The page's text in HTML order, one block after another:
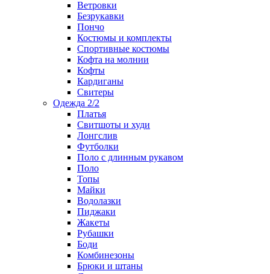
Ветровки
Безрукавки
Пончо
Костюмы и комплекты
Спортивные костюмы
Кофта на молнии
Кофты
Кардиганы
Свитеры
Одежда 2/2
Платья
Свитшоты и худи
Лонгслив
Футболки
Поло с длинным рукавом
Поло
Топы
Майки
Водолазки
Пиджаки
Жакеты
Рубашки
Боди
Комбинезоны
Брюки и штаны